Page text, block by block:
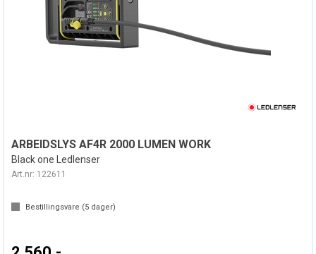
ARBEIDSLYS AF4R 2000 LUMEN WORK
Black one Ledlenser
Art.nr: 122611
Bestillingsvare (5 dager)